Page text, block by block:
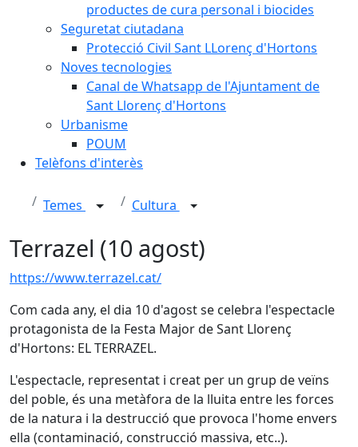
productes de cura personal i biocides
Seguretat ciutadana
Protecció Civil Sant LLorenç d'Hortons
Noves tecnologies
Canal de Whatsapp de l'Ajuntament de
Sant Llorenç d'Hortons
Urbanisme
POUM
Telèfons d'interès
Temes Cultura
Terrazel (10 agost)
https://www.terrazel.cat/
Com cada any, el dia 10 d'agost se celebra l'espectacle
protagonista de la Festa Major de Sant Llorenç
d'Hortons: EL TERRAZEL.
L'espectacle, representat i creat per un grup de veïns
del poble, és una metàfora de la lluita entre les forces
de la natura i la destrucció que provoca l'home envers
ella (contaminació, construcció massiva, etc..).